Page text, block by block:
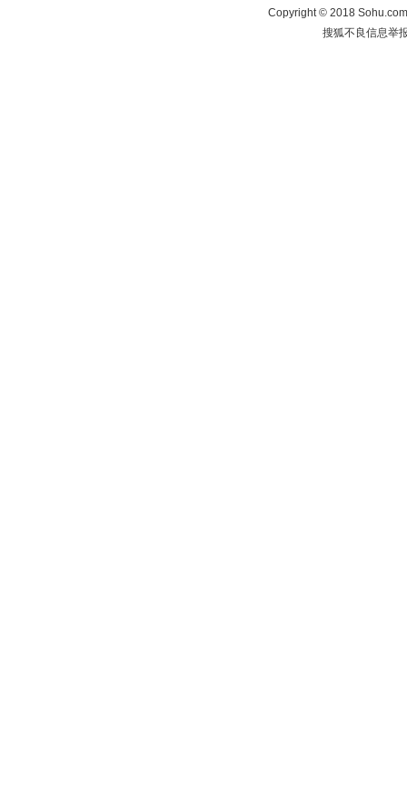
Copyright©2018
搜狐不良信息举